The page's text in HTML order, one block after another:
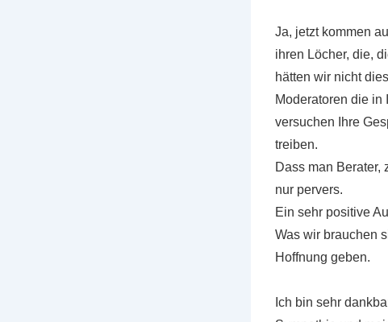
Ja, jetzt kommen
ihren Löcher, die,
hätten wir nicht
Moderatoren die in
versuchen Ihre
treiben.
Dass man Berater,
nur pervers.
Ein sehr positive
Was wir brauchen
Hoffnung geben.
Ich bin sehr